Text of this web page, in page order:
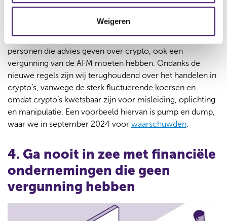
Weigeren
beschermen.
Sinds 30 december 2024 vallen crypto’s ook onder het
financiële toezicht. Dit betekent onder andere dat
personen die advies geven over crypto, ook een
vergunning van de AFM moeten hebben. Ondanks de
nieuwe regels zijn wij terughoudend over het handelen in
crypto’s, vanwege de sterk fluctuerende koersen en
omdat crypto’s kwetsbaar zijn voor misleiding, oplichting
en manipulatie. Een voorbeeld hiervan is pump en dump,
waar we in september 2024 voor waarschuwden.
4. Ga nooit in zee met financiële
ondernemingen die geen
vergunning hebben